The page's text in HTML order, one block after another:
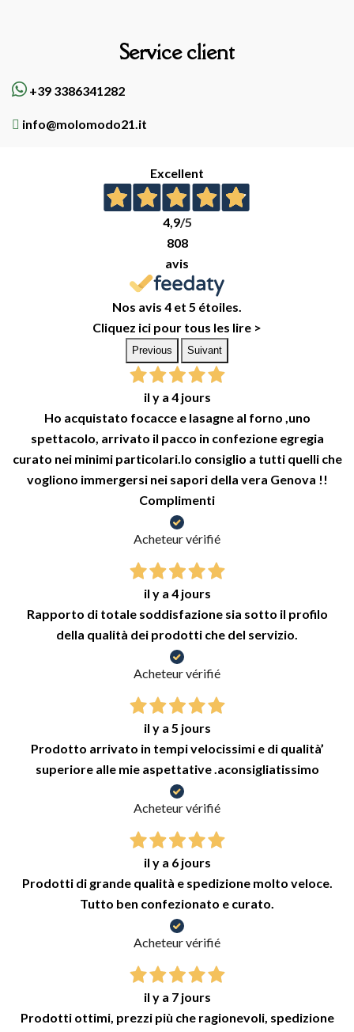
Service client
+39 3386341282
info@molomodo21.it
Excellent
4,9/5
808
avis
Nos avis 4 et 5 étoiles.
Cliquez ici pour tous les lire >
Previous Suivant
il y a 4 jours
Ho acquistato focacce e lasagne al forno ,uno
spettacolo, arrivato il pacco in confezione egregia
curato nei minimi particolari.lo consiglio a tutti quelli che
vogliono immergersi nei sapori della vera Genova !!
Complimenti
Acheteur vérifié
il y a 4 jours
Rapporto di totale soddisfazione sia sotto il profilo
della qualità dei prodotti che del servizio.
Acheteur vérifié
il y a 5 jours
Prodotto arrivato in tempi velocissimi e di qualità’
superiore alle mie aspettative .aconsigliatissimo
Acheteur vérifié
il y a 6 jours
Prodotti di grande qualità e spedizione molto veloce.
Tutto ben confezionato e curato.
Acheteur vérifié
il y a 7 jours
Prodotti ottimi, prezzi più che ragionevoli, spedizione